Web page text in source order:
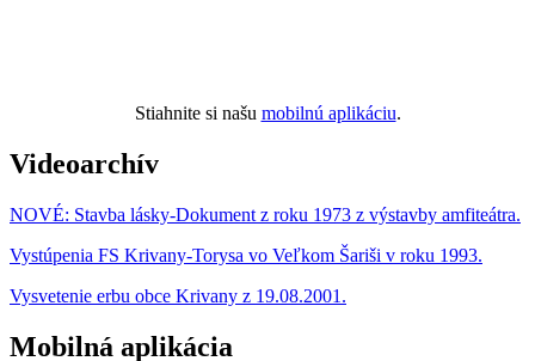
Stiahnite si našu mobilnú aplikáciu.
Videoarchív
NOVÉ: Stavba lásky-Dokument z roku 1973 z výstavby amfiteátra.
Vystúpenia FS Krivany-Torysa vo Veľkom Šariši v roku 1993.
Vysvetenie erbu obce Krivany z 19.08.2001.
Mobilná aplikácia